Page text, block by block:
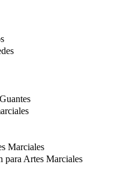
Marciales
para Artes Marciales